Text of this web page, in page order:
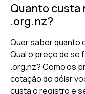
Quanto
.org.nz?
Quer saber quanto
Qual o preço de se
.org.nz? Como os
cotação do dólar
custa o registro e